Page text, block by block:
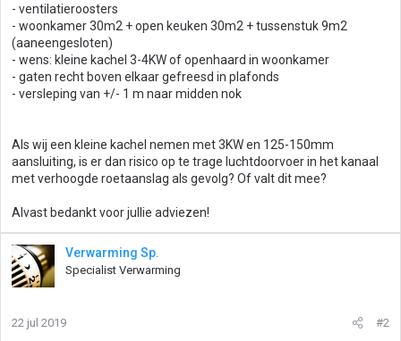
- ventilatieroosters
- woonkamer 30m2 + open keuken 30m2 + tussenstuk 9m2
(aaneengesloten)
- wens: kleine kachel 3-4KW of openhaard in woonkamer
- gaten recht boven elkaar gefreesd in plafonds
- versleping van +/- 1 m naar midden nok
Als wij een kleine kachel nemen met 3KW en 125-150mm
aansluiting, is er dan risico op te trage luchtdoorvoer in het kanaal
met verhoogde roetaanslag als gevolg? Of valt dit mee?
Alvast bedankt voor jullie adviezen!
Verwarming Sp.
Specialist Verwarming
22 jul 2019 #2